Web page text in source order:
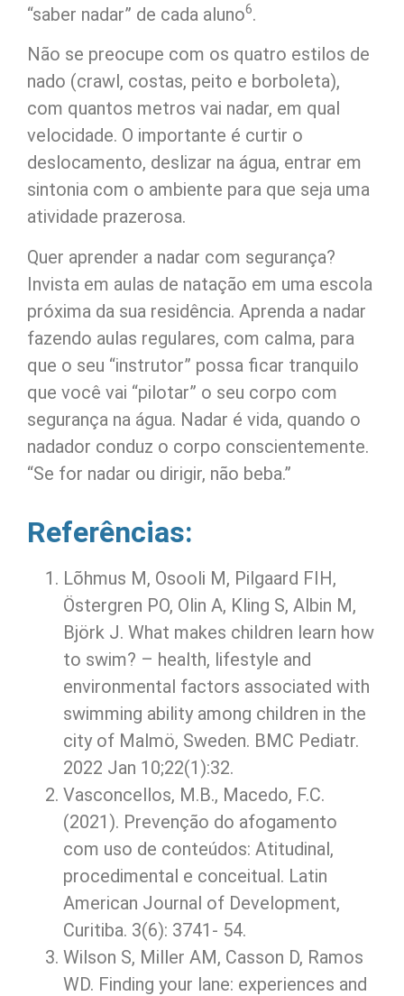
“saber nadar” de cada aluno6.
Não se preocupe com os quatro estilos de
nado (crawl, costas, peito e borboleta),
com quantos metros vai nadar, em qual
velocidade. O importante é curtir o
deslocamento, deslizar na água, entrar em
sintonia com o ambiente para que seja uma
atividade prazerosa.
Quer aprender a nadar com segurança?
Invista em aulas de natação em uma escola
próxima da sua residência. Aprenda a nadar
fazendo aulas regulares, com calma, para
que o seu “instrutor” possa ficar tranquilo
que você vai “pilotar” o seu corpo com
segurança na água. Nadar é vida, quando o
nadador conduz o corpo conscientemente.
“Se for nadar ou dirigir, não beba.”
Referências:
Lõhmus M, Osooli M, Pilgaard FIH,
Östergren PO, Olin A, Kling S, Albin M,
Björk J. What makes children learn how
to swim? – health, lifestyle and
environmental factors associated with
swimming ability among children in the
city of Malmö, Sweden. BMC Pediatr.
2022 Jan 10;22(1):32.
Vasconcellos, M.B., Macedo, F.C.
(2021). Prevenção do afogamento
com uso de conteúdos: Atitudinal,
procedimental e conceitual. Latin
American Journal of Development,
Curitiba. 3(6): 3741- 54.
Wilson S, Miller AM, Casson D, Ramos
WD. Finding your lane: experiences and